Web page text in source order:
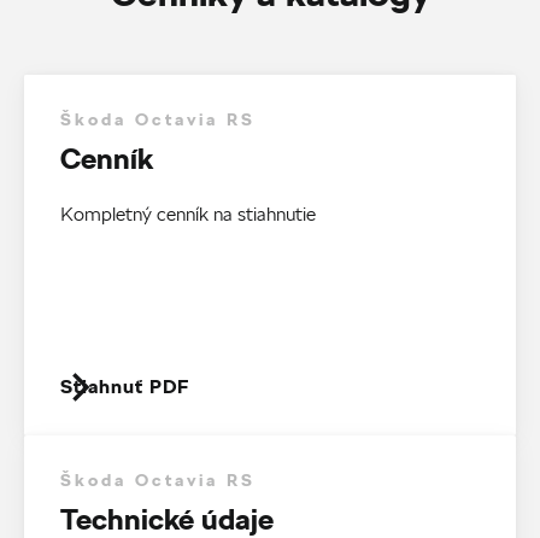
Škoda Octavia RS
Cenník
Kompletný cenník na stiahnutie
Stiahnuť PDF
Škoda Octavia RS
Technické údaje